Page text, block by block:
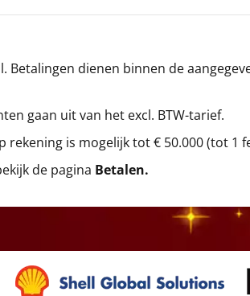
dienen binnen de
gaan uit van het excl. BTW-tarief.
is mogelijk tot € 50.000 (tot 1
de pagina Betalen.